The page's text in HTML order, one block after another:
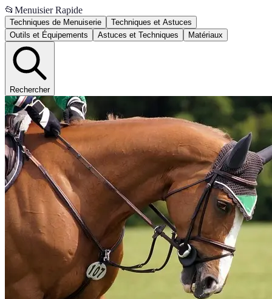
📂 Menuisier Rapide
Techniques de Menuiserie
Techniques et Astuces
Outils et Équipements
Astuces et Techniques Matériaux
Rechercher